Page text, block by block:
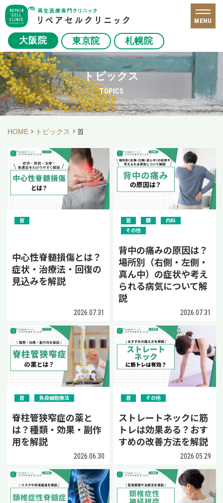
大阪院 東京院 札幌院
MENU
トピックス
TOPICS
HOME トピックス 首
首
中心性脊髄損傷とは？
症状・治療法・回復の
見込みを解説
2026.07.31
首 腰
内科
その他
背中の痛みの原因は？
場所別（右側・左側・
真ん中）の症状や考え
られる病気について解
説
2026.07.31
首 免疫細胞療法
脊柱管狭窄症の薬と
は？種類・効果・副作
用を解説
2026.06.30
首 その他
ストレートネックに筋
トレは効果ある？おす
すめの改善方法を解説
2026.05.29